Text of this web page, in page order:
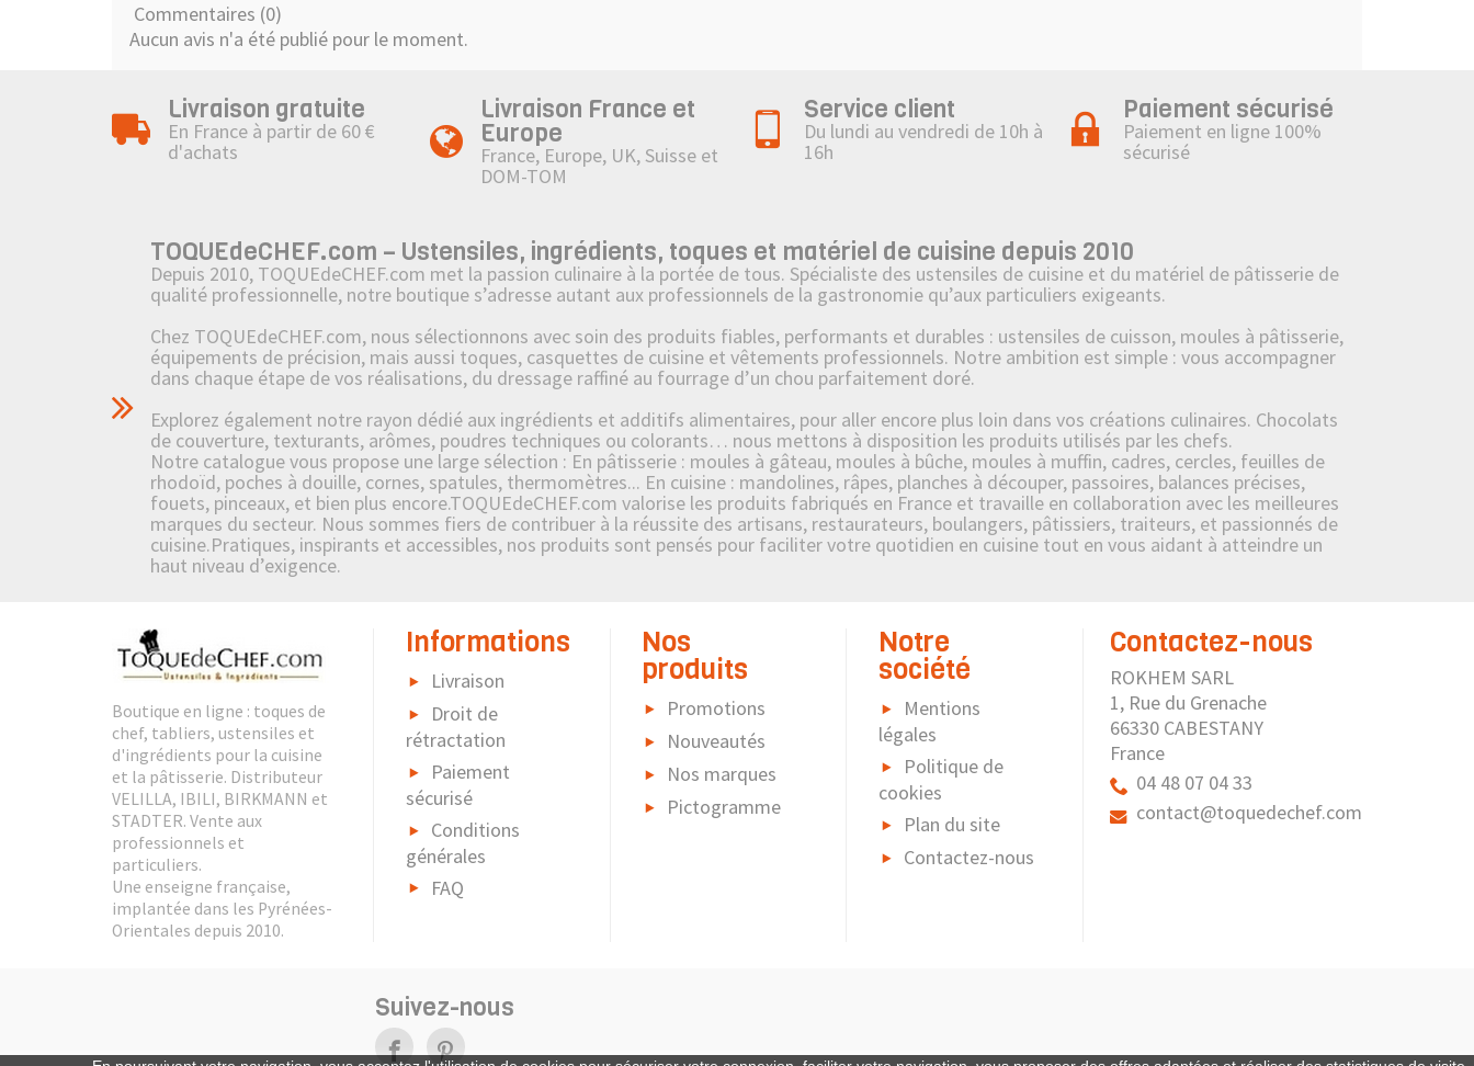
Commentaires (0)
Aucun avis n'a été publié pour le moment.
Livraison gratuite
En France à partir de 60 €
d'achats
Livraison France et
Europe
France, Europe, UK, Suisse et
DOM-TOM
Service client
Du lundi au vendredi de 10h à
16h
Paiement sécurisé
Paiement en ligne 100%
sécurisé
TOQUEdeCHEF.com – Ustensiles, ingrédients, toques et matériel de cuisine depuis 2010
Depuis 2010, TOQUEdeCHEF.com met la passion culinaire à la portée de tous. Spécialiste des ustensiles de cuisine et du matériel de pâtisserie de
qualité professionnelle, notre boutique s’adresse autant aux professionnels de la gastronomie qu’aux particuliers exigeants.
Chez TOQUEdeCHEF.com, nous sélectionnons avec soin des produits fiables, performants et durables : ustensiles de cuisson, moules à pâtisserie,
équipements de précision, mais aussi toques, casquettes de cuisine et vêtements professionnels. Notre ambition est simple : vous accompagner
dans chaque étape de vos réalisations, du dressage raffiné au fourrage d’un chou parfaitement doré.
Explorez également notre rayon dédié aux ingrédients et additifs alimentaires, pour aller encore plus loin dans vos créations culinaires. Chocolats
de couverture, texturants, arômes, poudres techniques ou colorants… nous mettons à disposition les produits utilisés par les chefs.
Notre catalogue vous propose une large sélection : En pâtisserie : moules à gâteau, moules à bûche, moules à muffin, cadres, cercles, feuilles de
rhodoïd, poches à douille, cornes, spatules, thermomètres... En cuisine : mandolines, râpes, planches à découper, passoires, balances précises,
fouets, pinceaux, et bien plus encore.TOQUEdeCHEF.com valorise les produits fabriqués en France et travaille en collaboration avec les meilleures
marques du secteur. Nous sommes fiers de contribuer à la réussite des artisans, restaurateurs, boulangers, pâtissiers, traiteurs, et passionnés de
cuisine.Pratiques, inspirants et accessibles, nos produits sont pensés pour faciliter votre quotidien en cuisine tout en vous aidant à atteindre un
haut niveau d’exigence.
Boutique en ligne : toques de
chef, tabliers, ustensiles et
d'ingrédients pour la cuisine
et la pâtisserie. Distributeur
VELILLA, IBILI, BIRKMANN et
STADTER. Vente aux
professionnels et
particuliers.
Une enseigne française,
implantée dans les Pyrénées-
Orientales depuis 2010.
Informations
Livraison
Droit de
rétractation
Paiement
sécurisé
Conditions
générales
FAQ
Nos
produits
Promotions
Nouveautés
Nos marques
Pictogramme
Notre
société
Mentions
légales
Politique de
cookies
Plan du site
Contactez-nous
Contactez-nous
ROKHEM SARL
1, Rue du Grenache
66330 CABESTANY
France
04 48 07 04 33
contact@toquedechef.com
Suivez-nous